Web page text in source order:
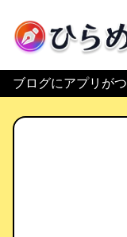
ひらめき開発
ブログにアプリが